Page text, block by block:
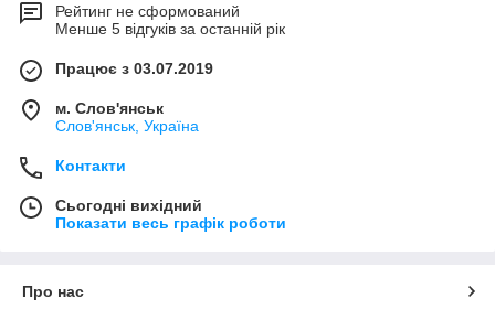
Рейтинг не сформований
Менше 5 відгуків за останній рік
Працює з 03.07.2019
м. Слов'янськ
Слов'янськ, Україна
Контакти
Сьогодні вихідний
Показати весь графік роботи
Про нас